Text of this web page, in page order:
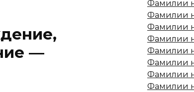
—
Фамилии
Фамилии
Фамилии
Фамилии
Фамилии
Фамилии
Фамилии
Фамилии